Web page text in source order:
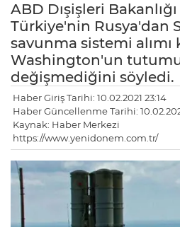
ABD Dışişleri
Türkiye'nin Rusya'dan
savunma sistemi
Washington'un
değişmediğini söyledi.
Haber Giriş Tarihi: 10.02.2021 23:14
Haber Güncellenme Tarihi:
Kaynak: Haber Merkezi
https://www.yenidonem.com.tr/